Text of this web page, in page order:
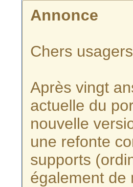
Annonce
Chers
Après vingt
actuelle du
nouvelle
une refonte
supports
également de